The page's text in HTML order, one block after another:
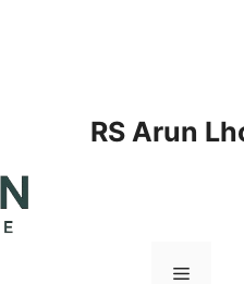
RS Arun
Menu